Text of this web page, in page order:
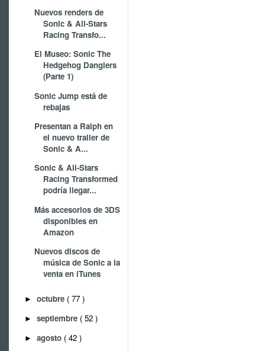
Nuevos renders de
Sonic & All-Stars
Racing Transfo...
El Museo: Sonic The
Hedgehog Danglers
(Parte 1)
Sonic Jump está de
rebajas
Presentan a Ralph en
el nuevo trailer de
Sonic & A...
Sonic & All-Stars
Racing Transformed
podría llegar...
Más accesorios de 3DS
disponibles en
Amazon
Nuevos discos de
música de Sonic a la
venta en iTunes
► octubre ( 77 )
► septiembre ( 52 )
► agosto ( 42 )